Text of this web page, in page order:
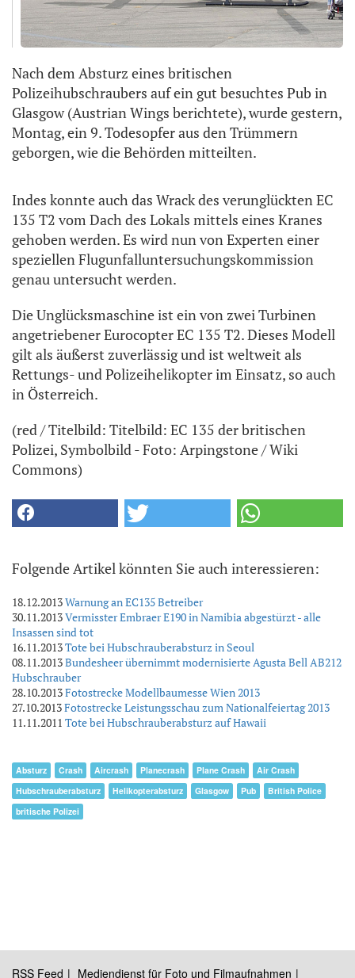
Nach dem Absturz eines britischen
Polizeihubschraubers auf ein gut besuchtes Pub in
Glasgow (Austrian Wings berichtete), wurde gestern,
Montag, ein 9. Todesopfer aus den Trümmern
geborgen, wie die Behörden mitteilten.
Indes konnte auch das Wrack des verunglückten EC
135 T2 vom Dach des Lokals mittels eines Kranes
gehoben werden. Es wird nun von Experten einer
speziellen Flugunfalluntersuchungskommission
genau untersucht werden.
Die Unglücksmaschine ist ein von zwei Turbinen
angetriebener Eurocopter EC 135 T2. Dieses Modell
gilt als äußerst zuverlässig und ist weltweit als
Rettungs- und Polizeihelikopter im Einsatz, so auch
in Österreich.
(red / Titelbild: Titelbild: EC 135 der britischen
Polizei, Symbolbild - Foto: Arpingstone / Wiki
Commons)
Folgende Artikel könnten Sie auch interessieren:
18.12.2013Warnung an EC135 Betreiber
30.11.2013Vermisster Embraer E190 in Namibia abgestürzt - alle
Insassen sind tot
16.11.2013Tote bei Hubschrauberabsturz in Seoul
08.11.2013Bundesheer übernimmt modernisierte Agusta Bell AB212
Hubschrauber
28.10.2013Fotostrecke Modellbaumesse Wien 2013
27.10.2013Fotostrecke Leistungsschau zum Nationalfeiertag 2013
11.11.2011 Tote bei Hubschrauberabsturz auf Hawaii
Absturz Crash Aircrash Planecrash Plane Crash
Air Crash
Hubschrauberabsturz
Helikopterabsturz Glasgow Pub
British Police
britische Polizei
RSS Feed Mediendienst für Foto und Filmaufnahmen